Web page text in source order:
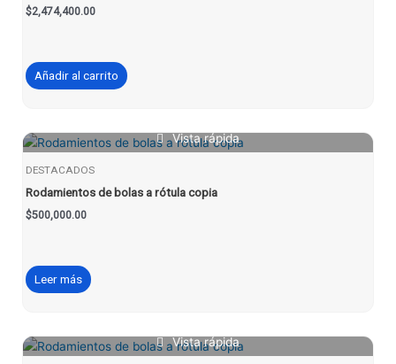
$2,474,400.00
Añadir al carrito
Vista rápida
DESTACADOS
Rodamientos de bolas a rótula copia
$500,000.00
Leer más
Vista rápida